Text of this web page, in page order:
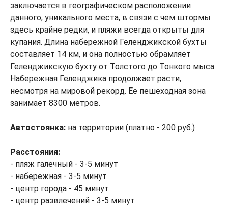
заключается в географическом расположении
данного, уникального места, в связи с чем штормы
здесь крайне редки, и пляжи всегда открыты для
купания. Длина набережной Геленджикской бухты
составляет 14 км, и она полностью обрамляет
Геленджикскую бухту от Толстого до Тонкого мыса.
Набережная Геленджика продолжает расти,
несмотря на мировой рекорд. Ее пешеходная зона
занимает 8300 метров.
Автостоянка: на территории (платно - 200 руб.)
Расстояния:
- пляж галечный - 3-5 минут
- набережная - 3-5 минут
- центр города - 45 минут
- центр развлечений - 3-5 минут